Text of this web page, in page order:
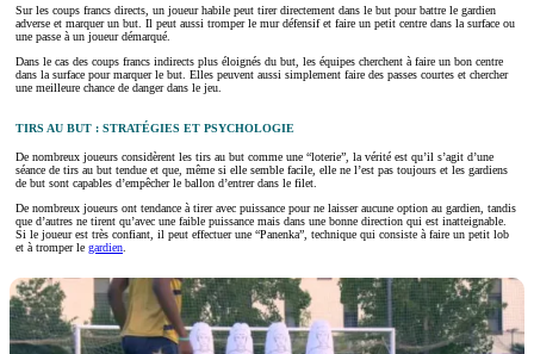
Sur les coups francs directs, un joueur habile peut tirer directement dans le but pour battre le gardien
adverse et marquer un but. Il peut aussi tromper le mur défensif et faire un petit centre dans la surface ou
une passe à un joueur démarqué.
Dans le cas des coups francs indirects plus éloignés du but, les équipes cherchent à faire un bon centre
dans la surface pour marquer le but. Elles peuvent aussi simplement faire des passes courtes et chercher
une meilleure chance de danger dans le jeu.
TIRS AU BUT : STRATÉGIES ET PSYCHOLOGIE
De nombreux joueurs considèrent les tirs au but comme une “loterie”, la vérité est qu’il s’agit d’une
séance de tirs au but tendue et que, même si elle semble facile, elle ne l’est pas toujours et les gardiens
de but sont capables d’empêcher le ballon d’entrer dans le filet.
De nombreux joueurs ont tendance à tirer avec puissance pour ne laisser aucune option au gardien, tandis
que d’autres ne tirent qu’avec une faible puissance mais dans une bonne direction qui est inatteignable.
Si le joueur est très confiant, il peut effectuer une “Panenka”, technique qui consiste à faire un petit lob
et à tromper le gardien.